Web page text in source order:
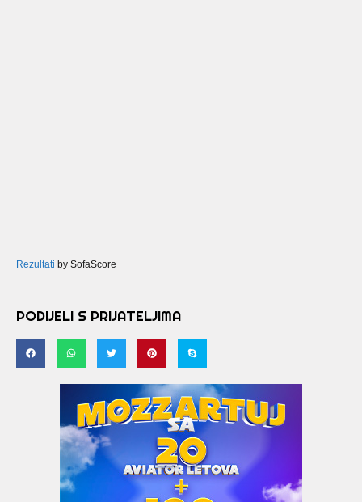
Rezultati by SofaScore
PODIJELI S PRIJATELJIMA